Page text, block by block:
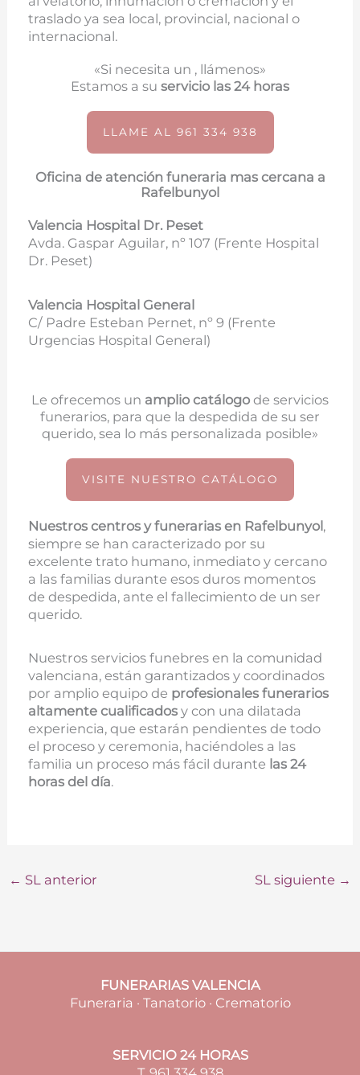
traslado ya sea local, provincial, nacional o
internacional.
«Si necesita un , llámenos»
Estamos a su servicio las 24 horas
LLAME AL 961 334 938
Oficina de atención funeraria mas cercana a
Rafelbunyol
Valencia Hospital Dr. Peset
Avda. Gaspar Aguilar, nº 107 (Frente Hospital
Dr. Peset)
Valencia Hospital General
C/ Padre Esteban Pernet, nº 9 (Frente
Urgencias Hospital General)
Le ofrecemos un amplio catálogo de servicios
funerarios, para que la despedida de su ser
querido, sea lo más personalizada posible»
VISITE NUESTRO CATÁLOGO
Nuestros centros y funerarias en Rafelbunyol,
siempre se han caracterizado por su
excelente trato humano, inmediato y cercano
a las familias durante esos duros momentos
de despedida, ante el fallecimiento de un ser
querido.
Nuestros servicios funebres en la comunidad
valenciana, están garantizados y coordinados
por amplio equipo de profesionales funerarios
altamente cualificados y con una dilatada
experiencia, que estarán pendientes de todo
el proceso y ceremonia, haciéndoles a las
familia un proceso más fácil durante las 24
horas del día.
← SL anterior SL siguiente →
FUNERARIAS VALENCIA
Funeraria · Tanatorio · Crematorio
SERVICIO 24 HORAS